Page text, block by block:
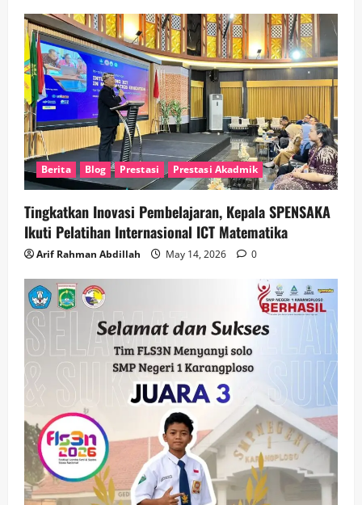
Berita Blog Prestasi Prestasi Akadmik
Tingkatkan Inovasi Pembelajaran, Kepala SPENSAKA
Ikuti Pelatihan Internasional ICT Matematika
Arif Rahman Abdillah May 14, 2026 0